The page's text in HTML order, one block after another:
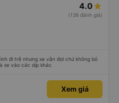
4.0
(136 đánh giá)
đi trễ nhưng xe vẫn đợi chứ không bỏ
xe vào các dịp khác
Xem giá